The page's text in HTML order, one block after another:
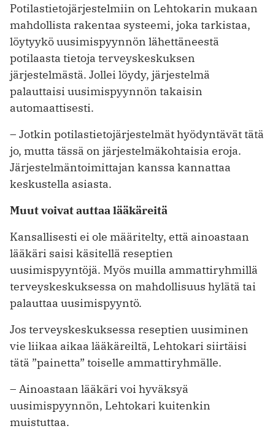
Potilastietojärjestelmiin on Lehtokarin mukaan
mahdollista rakentaa systeemi, joka tarkistaa,
löytyykö uusimispyynnön lähettäneestä
potilaasta tietoja terveyskeskuksen
järjestelmästä. Jollei löydy, järjestelmä
palauttaisi uusimispyynnön takaisin
automaattisesti.
– Jotkin potilastietojärjestelmät hyödyntävät tätä
jo, mutta tässä on järjestelmäkohtaisia eroja.
Järjestelmäntoimittajan kanssa kannattaa
keskustella asiasta.
Muut voivat auttaa lääkäreitä
Kansallisesti ei ole määritelty, että ­ainoastaan
lääkäri saisi käsitellä resep­tien
uusimispyyntöjä. Myös muilla ammattiryhmillä
terveyskeskuksessa on mahdollisuus hylätä tai
palauttaa uusimispyyntö.
Jos terveyskeskuksessa reseptien ­uusiminen
vie liikaa aikaa lääkäreiltä, Lehtokari siirtäisi
tätä ”painetta” toiselle ammattiryhmälle.
– Ainoastaan lääkäri voi hyväksyä
uusimispyynnön, Lehtokari kuitenkin
muistuttaa.